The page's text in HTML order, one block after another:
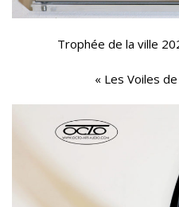
Trophée de la ville
« Les Voiles